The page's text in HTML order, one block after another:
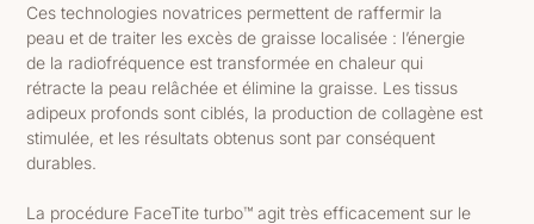
Ces technologies novatrices permettent de raffermir la
peau et de traiter les excès de graisse localisée : l’énergie
de la radiofréquence est transformée en chaleur qui
rétracte la peau relâchée et élimine la graisse. Les tissus
adipeux profonds sont ciblés, la production de collagène est
stimulée, et les résultats obtenus sont par conséquent
durables.
La procédure FaceTite turbo™ agit très efficacement sur le